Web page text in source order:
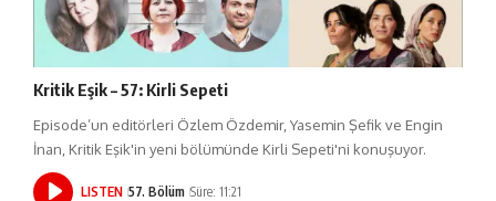
Kritik Eşik – 57: Kirli Sepeti
Episode’un editörleri Özlem Özdemir, Yasemin Şefik ve Engin
İnan, Kritik Eşik'in yeni bölümünde Kirli Sepeti'ni konuşuyor.
LISTEN 57. Bölüm Süre: 11:21